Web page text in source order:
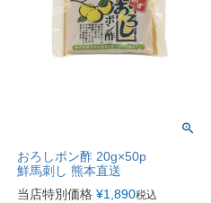
おろしポン酢 20g×50p
鮮馬刺し 熊本直送
当店特別価格 ¥1,890税込